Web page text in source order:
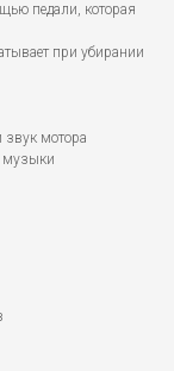
педали, которая
при убирании
мотора
музыки